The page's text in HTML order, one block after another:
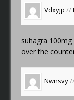
Vdxyjp //
suhagra
over the
Nwnsvy